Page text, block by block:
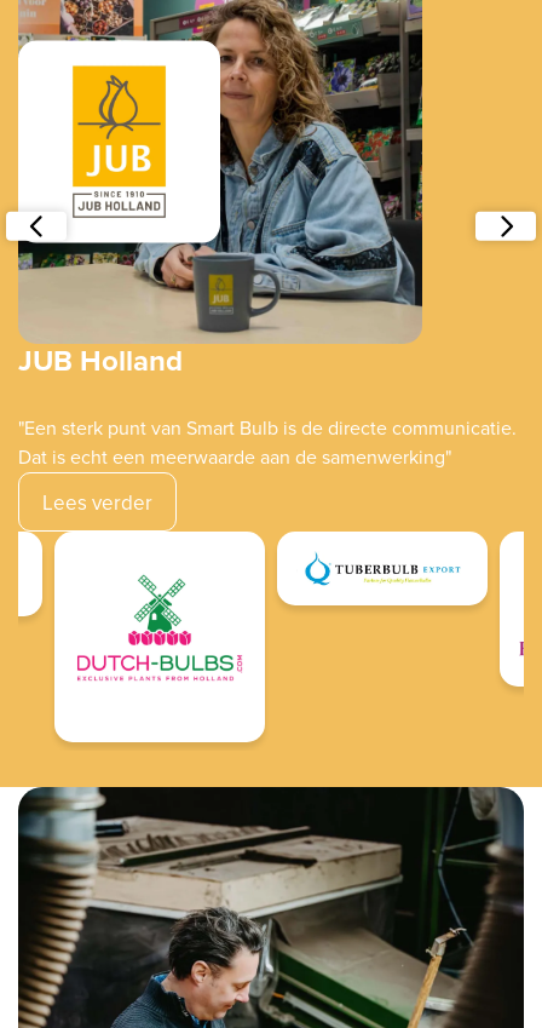
JUB Holland
"Een sterk punt van Smart Bulb is de directe communicatie.
Dat is echt een meerwaarde aan de samenwerking"
Lees verder